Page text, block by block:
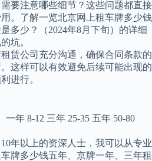
要注意哪些细节？这些问题都直接
。了解一览北京网上租车牌多少钱
多少？（2024年8月下旬）的详细
坑。
赁公司充分沟通，确保合同条款的
这样可以有效避免后续可能出现的
进行。
年 8-12 三年 25-35 五年 50-80
年以上的资深人士，我可以从专业
牌多少钱五年、京牌一年、三年租